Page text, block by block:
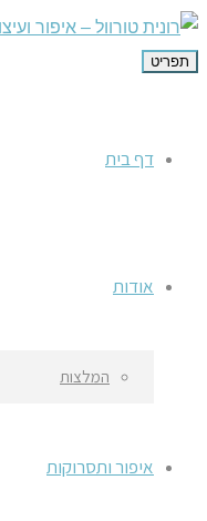
תפריט
דף בית
אודות
המלצות
איפור ותסרוקות